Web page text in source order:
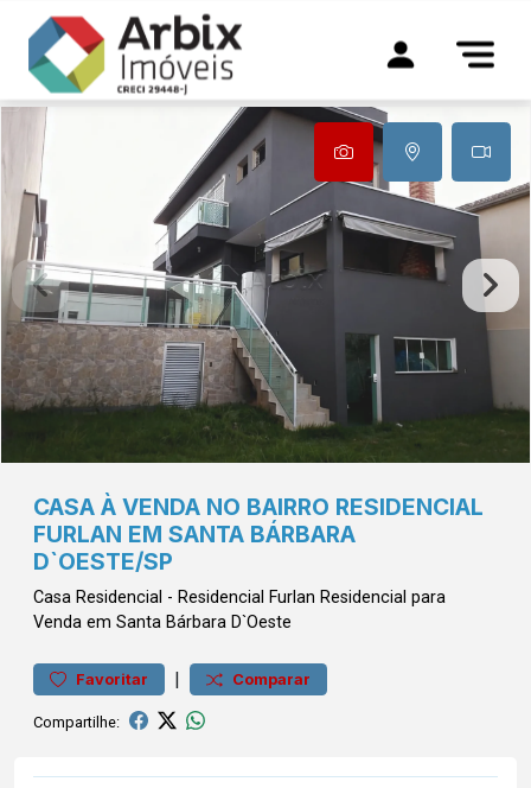
CASA À VENDA NO BAIRRO RESIDENCIAL
FURLAN EM SANTA BÁRBARA
D`OESTE/SP
Casa Residencial - Residencial Furlan Residencial para
Venda em Santa Bárbara D`Oeste
Favoritar | Comparar
Compartilhe: